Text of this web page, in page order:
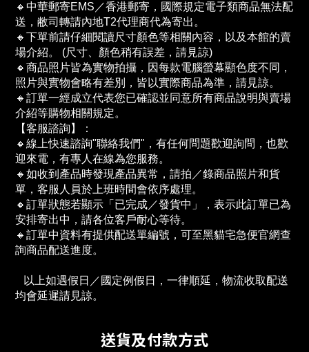
🔸中華郵寄EMS／香港郵寄，國際規定電子類商品無法配
送，敝司轉請內地T2代理商代為寄出。
🔸下單前請仔細閱讀尺寸顏色等相關內容，以及本館的賣
場介紹。 (尺寸、顏色稍有誤差，請見諒)
🔸商品照片皆為實物拍攝，因每款電腦螢幕顯色度不同，
照片與實物會略有差別，皆以實際商品為準，請見諒。
🔸訂單一經成立代表您已確認並同意所有商品說明與賣場
介紹等購物相關規定。
【客服諮詢】：
🔸線上快速諮詢"聯絡我們"，有任何問題歡迎詢問，也歡
迎來電，有專人在線為您服務。
🔸如收到產品時發現產品異常，請拍／錄商品照片和貨
單，客服人員於上班時間會依序處理。
🔸訂單狀態若顯示「已完成／發貨中」，表示此訂單已為
安排寄出中，請各位客戶耐心等待。
🔸訂單中資料有提供配送單編號，可至黑貓宅急便官網查
詢商品配送進度。
均會延遲請見諒。
送貨及付款方式